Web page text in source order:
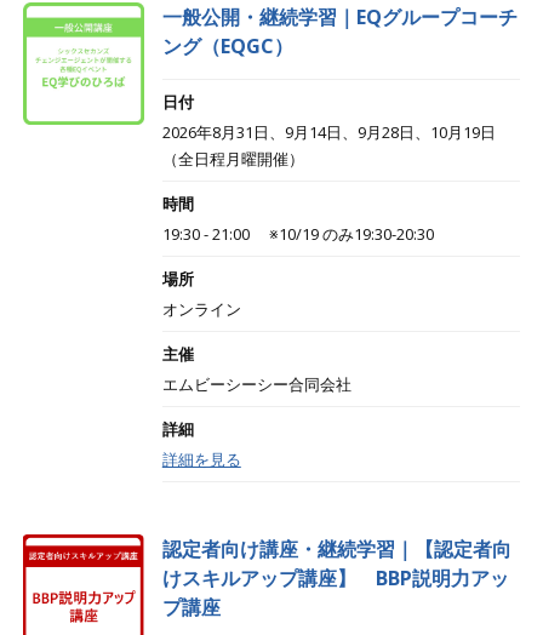
一般公開・継続学習｜EQグループコーチ
ング（EQGC）
日付
2026年8月31日、9月14日、9月28日、10月19日
（全日程月曜開催）
時間
19:30 - 21:00 ※10/19 のみ19:30-20:30
場所
オンライン
主催
エムビーシーシー合同会社
詳細
詳細を見る
認定者向け講座・継続学習｜【認定者向
けスキルアップ講座】 BBP説明力アッ
プ講座